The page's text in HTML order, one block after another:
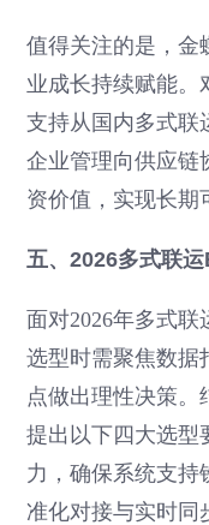
值得关注的是，金
业成长持续赋能。
支持从国内多式联
企业管理向供应链
资价值，实现长期
五、2026多式联
面对2026年多式联
选型时需聚焦数据
点做出理性决策。
提出以下四大选型
力，确保系统支持
准化对接与实时同